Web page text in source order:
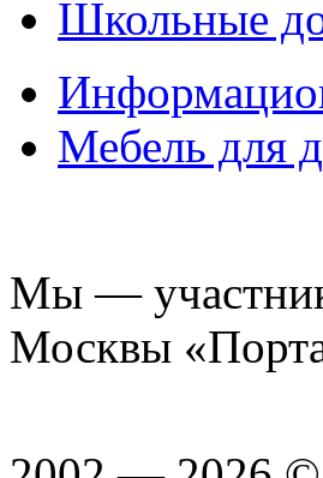
Школьные
Мебель для
Мы —
Москвы